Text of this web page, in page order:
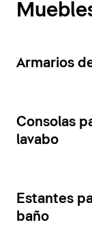
Armarios
Consolas
lavabo
Estantes
baño